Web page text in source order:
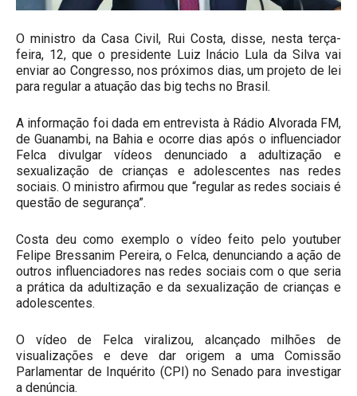
O ministro da Casa Civil, Rui Costa, disse, nesta terça-
feira, 12, que o presidente Luiz Inácio Lula da Silva vai
enviar ao Congresso, nos próximos dias, um projeto de lei
para regular a atuação das big techs no Brasil.
A informação foi dada em entrevista à Rádio Alvorada FM,
de Guanambi, na Bahia e ocorre dias após o influenciador
Felca divulgar vídeos denunciado a adultização e
sexualização de crianças e adolescentes nas redes
sociais. O ministro afirmou que “regular as redes sociais é
questão de segurança”.
Costa deu como exemplo o vídeo feito pelo youtuber
Felipe Bressanim Pereira, o Felca, denunciando a ação de
outros influenciadores nas redes sociais com o que seria
a prática da adultização e da sexualização de crianças e
adolescentes.
O vídeo de Felca viralizou, alcançado milhões de
visualizações e deve dar origem a uma Comissão
Parlamentar de Inquérito (CPI) no Senado para investigar
a denúncia.